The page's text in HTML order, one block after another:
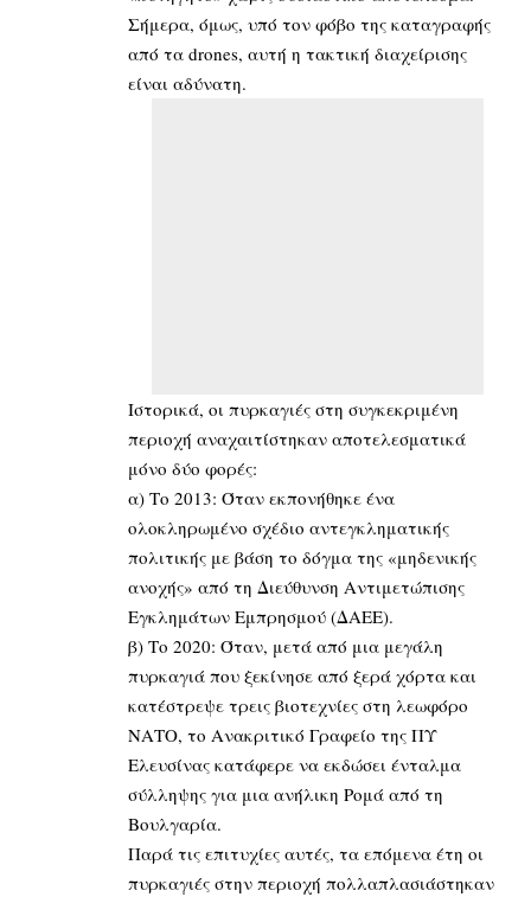
Σήμερα, όμως, υπό τον φόβο της καταγραφής
από τα drones, αυτή η τακτική διαχείρισης
είναι αδύνατη.
Ιστορικά, οι πυρκαγιές στη συγκεκριμένη
περιοχή αναχαιτίστηκαν αποτελεσματικά
μόνο δύο φορές:
α) Το 2013: Όταν εκπονήθηκε ένα
ολοκληρωμένο σχέδιο αντεγκληματικής
πολιτικής με βάση το δόγμα της «μηδενικής
ανοχής» από τη Διεύθυνση Αντιμετώπισης
Εγκλημάτων Εμπρησμού (ΔΑΕΕ).
β) Το 2020: Όταν, μετά από μια μεγάλη
πυρκαγιά που ξεκίνησε από ξερά χόρτα και
κατέστρεψε τρεις βιοτεχνίες στη λεωφόρο
ΝΑΤΟ, το Ανακριτικό Γραφείο της ΠΥ
Ελευσίνας κατάφερε να εκδώσει ένταλμα
σύλληψης για μια ανήλικη Ρομά από τη
Βουλγαρία.
Παρά τις επιτυχίες αυτές, τα επόμενα έτη οι
πυρκαγιές στην περιοχή πολλαπλασιάστηκαν